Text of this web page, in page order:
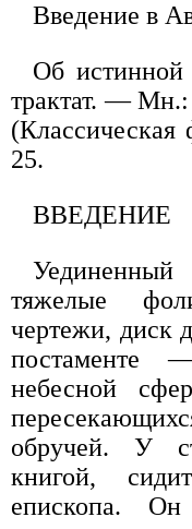
Введение в
Об истинной
трактат. —
25.
ВВЕДЕНИЕ
Уединенный
тяжелые
чертежи, диск
постаменте
небесной
обручей. У
книгой,
епископа.